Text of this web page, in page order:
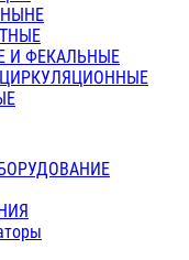
И ФЕКАЛЬНЫЕ